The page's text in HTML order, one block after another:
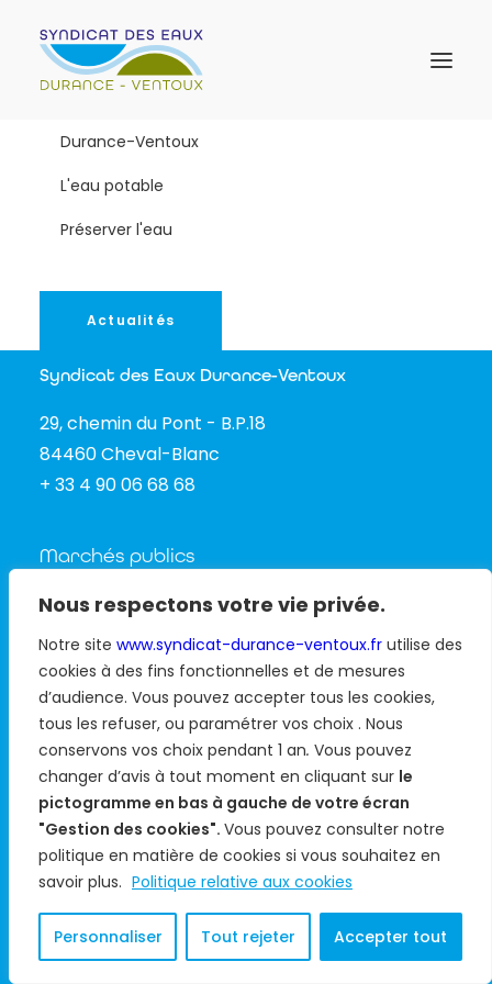
Nous respectons votre vie privée.
Notre site www.syndicat-durance-ventoux.fr utilise des
cookies à des fins fonctionnelles et de mesures
d’audience. Vous pouvez accepter tous les cookies,
tous les refuser, ou paramétrer vos choix . Nous
conservons vos choix pendant 1 an. Vous pouvez
changer d’avis à tout moment en cliquant sur le
pictogramme en bas à gauche de votre écran
"Gestion des cookies". Vous pouvez consulter notre
politique en matière de cookies si vous souhaitez en
savoir plus. Politique relative aux cookies
Personnaliser Tout rejeter Accepter tout
Durance-Ventoux
L'eau potable
Préserver l'eau
Actualités
Syndicat des Eaux Durance-Ventoux
29, chemin du Pont - B.P.18
84460 Cheval-Blanc
+ 33 4 90 06 68 68
Marchés publics
Actualités
Médiathèque
Carte interactive
Nous contacter
Mentions légales
Politique de confidentialité
Gestion des cookies